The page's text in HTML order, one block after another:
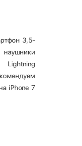
3,5-
iPhone 7